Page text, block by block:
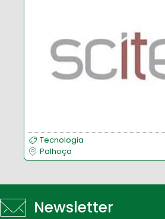
Tecnologia
Palhoça
Newsletter